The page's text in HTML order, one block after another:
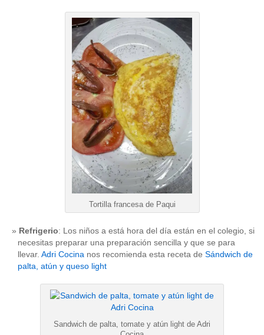
Tortilla francesa de Paqui
Refrigerio: Los niños a está hora del día están en el colegio, si
necesitas preparar una preparación sencilla y que se para
llevar. Adri Cocina nos recomienda esta receta de Sándwich de
palta, atún y queso light
Sandwich de palta, tomate y atún light de Adri